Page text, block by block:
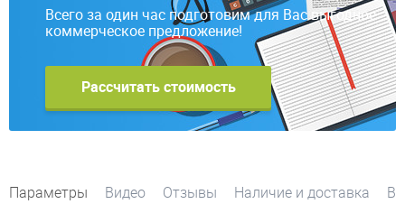
Всего за один час подготовим для Вас выгодное
коммерческое предложение!
Рассчитать стоимость
Параметры Видео Отзывы Наличие и доставка